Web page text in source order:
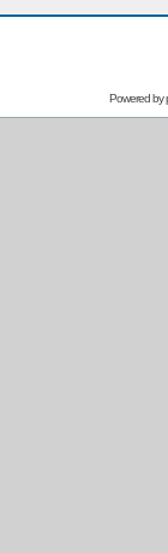
Powered by